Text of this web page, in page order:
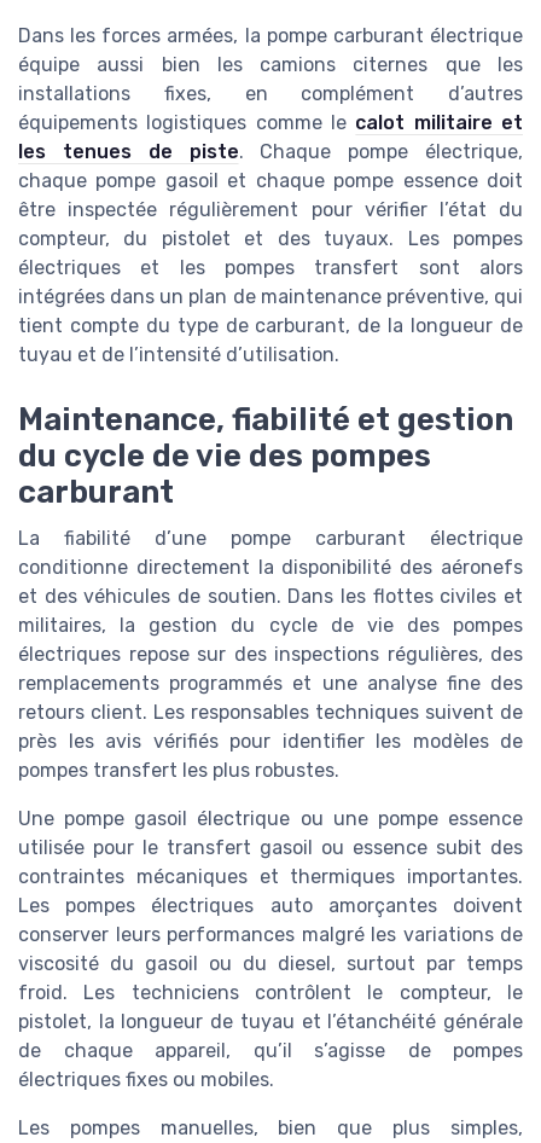
Dans les forces armées, la pompe carburant électrique
équipe aussi bien les camions citernes que les
installations fixes, en complément d’autres
équipements logistiques comme le calot militaire et
les tenues de piste. Chaque pompe électrique,
chaque pompe gasoil et chaque pompe essence doit
être inspectée régulièrement pour vérifier l’état du
compteur, du pistolet et des tuyaux. Les pompes
électriques et les pompes transfert sont alors
intégrées dans un plan de maintenance préventive, qui
tient compte du type de carburant, de la longueur de
tuyau et de l’intensité d’utilisation.
Maintenance, fiabilité et gestion
du cycle de vie des pompes
carburant
La fiabilité d’une pompe carburant électrique
conditionne directement la disponibilité des aéronefs
et des véhicules de soutien. Dans les flottes civiles et
militaires, la gestion du cycle de vie des pompes
électriques repose sur des inspections régulières, des
remplacements programmés et une analyse fine des
retours client. Les responsables techniques suivent de
près les avis vérifiés pour identifier les modèles de
pompes transfert les plus robustes.
Une pompe gasoil électrique ou une pompe essence
utilisée pour le transfert gasoil ou essence subit des
contraintes mécaniques et thermiques importantes.
Les pompes électriques auto amorçantes doivent
conserver leurs performances malgré les variations de
viscosité du gasoil ou du diesel, surtout par temps
froid. Les techniciens contrôlent le compteur, le
pistolet, la longueur de tuyau et l’étanchéité générale
de chaque appareil, qu’il s’agisse de pompes
électriques fixes ou mobiles.
Les pompes manuelles, bien que plus simples,